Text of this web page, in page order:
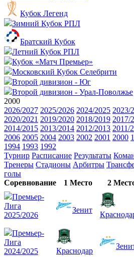
Кубок Легенд
Зимний Кубок РПЛ
Братский Кубок
Летний Кубок РПЛ
Кубок «Матч Премьер»
Московский Кубок Селебрити
Второй дивизион - Юг
Второй дивизион - Урал-Поволжье
2000
2026/2027 2025/2026 2024/2025 2023/
2020/2021 2019/2020 2018/2019 2017/
2014/2015 2013/2014 2012/2013 2011/
2006 2005 2004 2003 2002 2001 2000
1994 1993 1992
Турнир Расписание Результаты
Тренеры Стадионы Арбитры
голы
Соревнование
1 Место 2
Премьер-
Лига
2025/2026
Зенит
Премьер-
Лига
2024/2025
Краснодар